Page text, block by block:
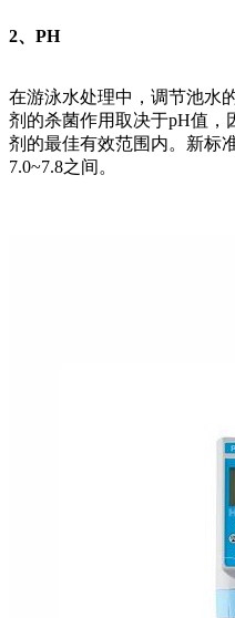
2、PH
在游泳水处理中，调节池水
剂的杀菌作用取决于pH值，
剂的最佳有效范围内。新标
7.0~7.8之间。